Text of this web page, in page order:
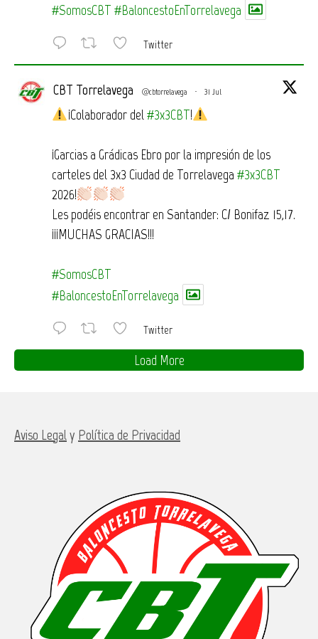
#SomosCBT #BaloncestoEnTorrelavega
Twitter
CBT Torrelavega @cbtorrelavega · 31 Jul
¡Colaborador del #3x3CBT!
¡Garcias a Grádicas Ebro por la impresión de los
carteles del 3x3 Ciudad de Torrelavega #3x3CBT
2026!
Les podéis encontrar en Santander: C/ Bonifaz 15,17.
¡¡¡MUCHAS GRACIAS!!!
#SomosCBT
#BaloncestoEnTorrelavega
Twitter
Load More
Aviso Legal y Política de Privacidad